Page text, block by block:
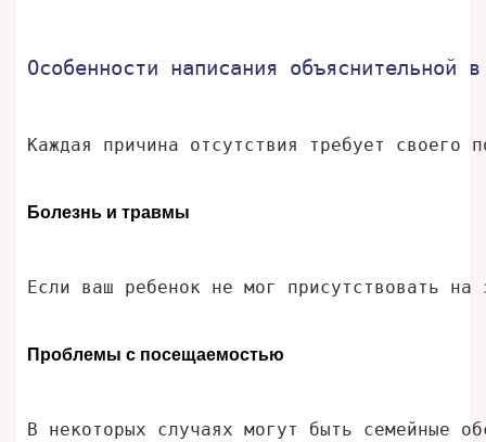
Особенности написания объяснительной
Каждая причина отсутствия требует
Болезнь и травмы
Если ваш ребенок не мог присутствовать
Проблемы с посещаемостью
В некоторых случаях могут быть семейные